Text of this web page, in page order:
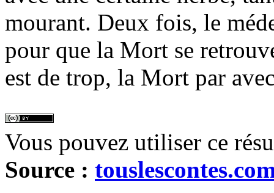
mourant. Deux fois, le
pour que la Mort se
est de trop, la Mort par
Vous pouvez utiliser ce
Source :